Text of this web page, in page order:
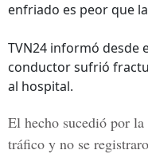
enfriado es peor que la
TVN24 informó desde
conductor sufrió
al hospital.
El hecho sucedió por la
tráfico y no se